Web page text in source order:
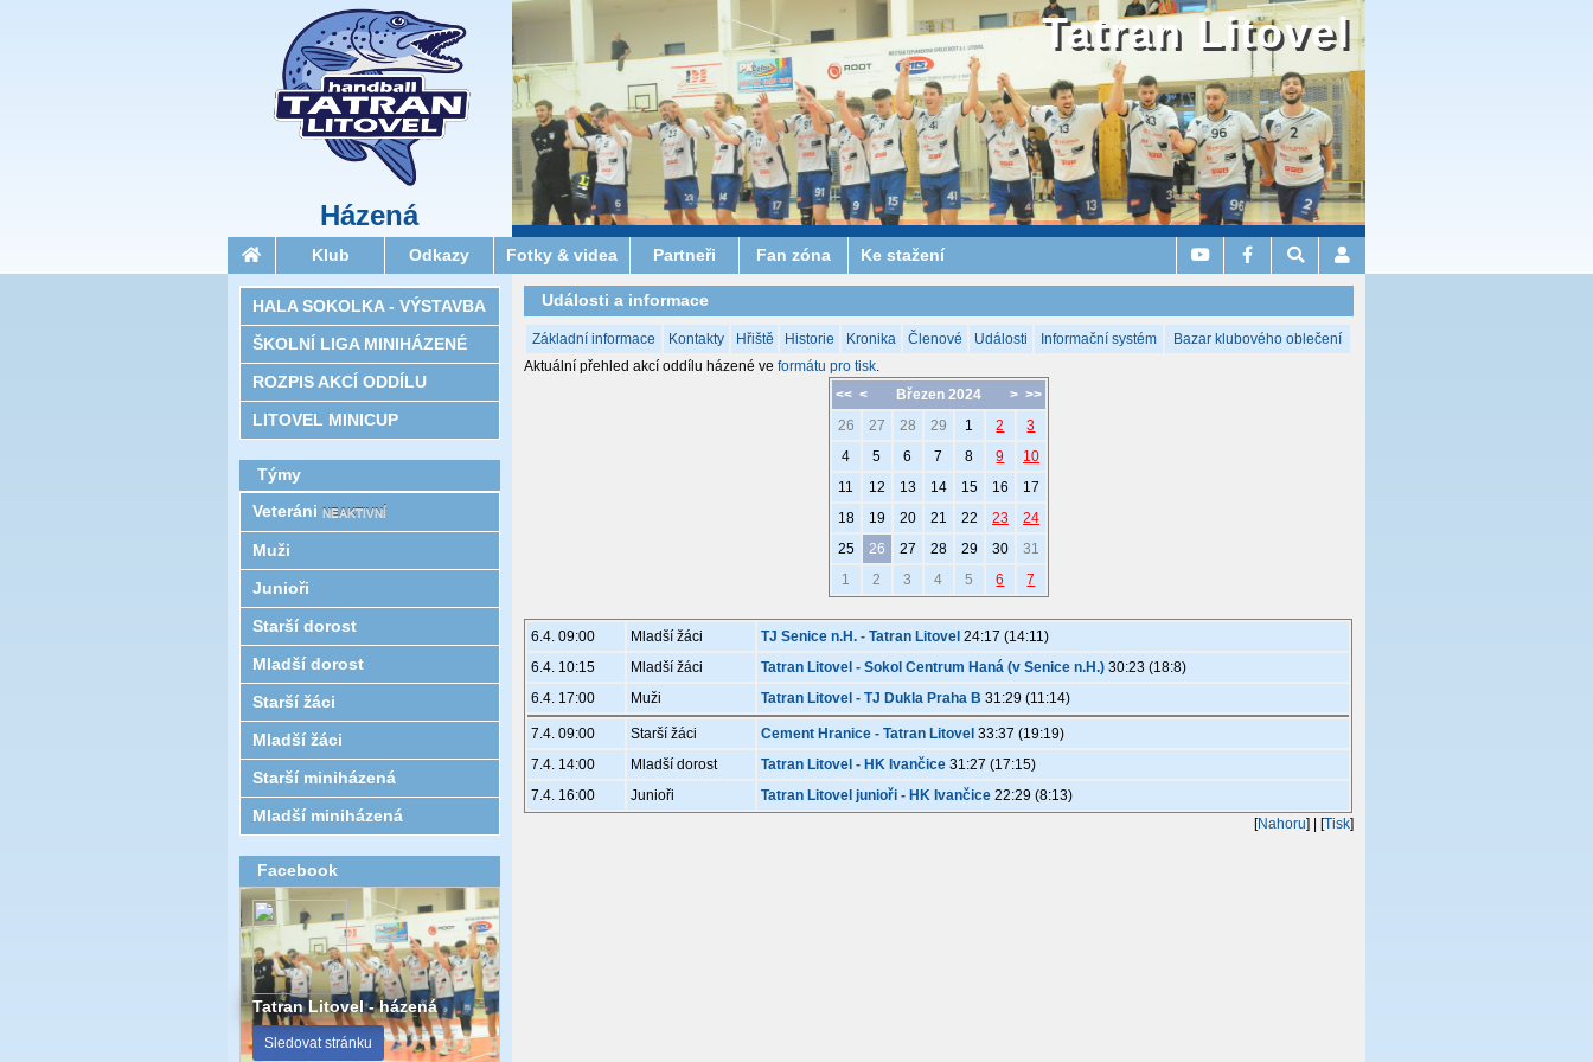
Házená
Tatran Litovel
Klub Odkazy Fotky & videa Partneři Fan zóna Ke stažení
Události a informace
Základní informace Kontakty Hřiště Historie Kronika Členové Události Informační systém
Bazar klubového oblečení
Aktuální přehled akcí oddílu házené ve formátu pro tisk.
<< < > >>
Březen 2024
26
27 28 29 1 2
3
4
5 6 7 8 9
10
11
12 13 14 15 16
17
18
19 20 21 22 23
24
25
26 27 28 29 30
31
1
2 3 4 5 6 7
6.4. 09:00 Mladší žáci TJ Senice n.H. - Tatran Litovel 24:17 (14:11)
6.4. 10:15
Mladší žáci Tatran Litovel - Sokol Centrum Haná (v Senice n.H.) 30:23 (18:8)
6.4. 17:00
Muži Tatran Litovel - TJ Dukla Praha B 31:29 (11:14)
7.4. 09:00 Starší žáci Cement Hranice - Tatran Litovel 33:37 (19:19)
7.4. 14:00
Mladší dorost Tatran Litovel - HK Ivančice 31:27 (17:15)
7.4. 16:00
Junioři Tatran Litovel junioři - HK Ivančice 22:29 (8:13)
[Nahoru] | [Tisk]
HALA SOKOLKA - VÝSTAVBA
ŠKOLNÍ LIGA MINIHÁZENÉ
ROZPIS AKCÍ ODDÍLU
LITOVEL MINICUP
Týmy
Veteráni NEAKTIVNÍ
Muži
Junioři
Starší dorost
Mladší dorost
Starší žáci
Mladší žáci
Starší miniházená
Mladší miniházená
Facebook
Tatran Litovel - házená
Sledovat stránku